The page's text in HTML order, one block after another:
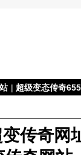
| 超级变态传奇
传奇网